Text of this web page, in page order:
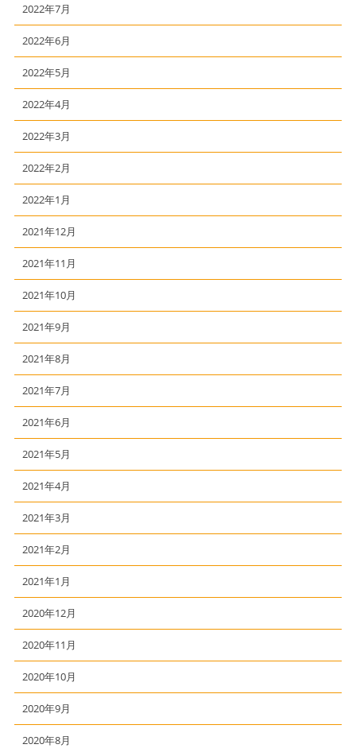
2022年7月
2022年6月
2022年5月
2022年4月
2022年3月
2022年2月
2022年1月
2021年12月
2021年11月
2021年10月
2021年9月
2021年8月
2021年7月
2021年6月
2021年5月
2021年4月
2021年3月
2021年2月
2021年1月
2020年12月
2020年11月
2020年10月
2020年9月
2020年8月